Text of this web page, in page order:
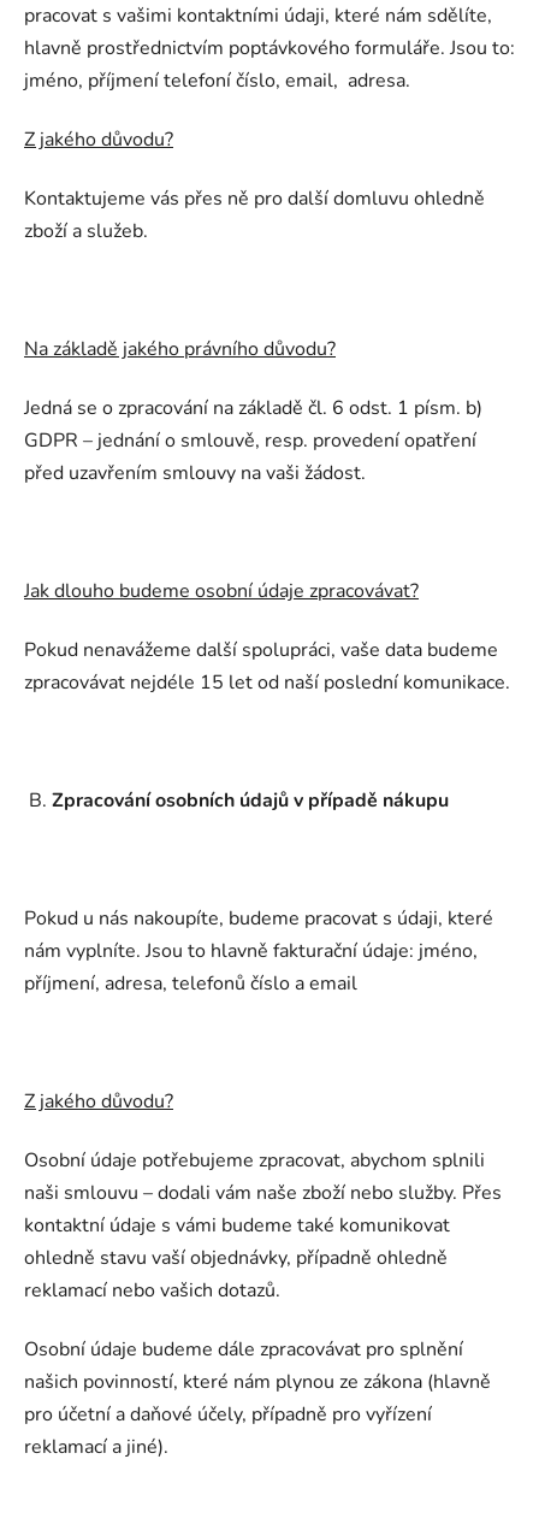
pracovat s vašimi kontaktními údaji, které nám sdělíte,
hlavně prostřednictvím poptávkového formuláře. Jsou to:
jméno, příjmení telefoní číslo, email, adresa.
Z jakého důvodu?
Kontaktujeme vás přes ně pro další domluvu ohledně
zboží a služeb.
Na základě jakého právního důvodu?
Jedná se o zpracování na základě čl. 6 odst. 1 písm. b)
GDPR – jednání o smlouvě, resp. provedení opatření
před uzavřením smlouvy na vaši žádost.
Jak dlouho budeme osobní údaje zpracovávat?
Pokud nenavážeme další spolupráci, vaše data budeme
zpracovávat nejdéle 15 let od naší poslední komunikace.
B. Zpracování osobních údajů v případě nákupu
Pokud u nás nakoupíte, budeme pracovat s údaji, které
nám vyplníte. Jsou to hlavně fakturační údaje: jméno,
příjmení, adresa, telefonů číslo a email
Z jakého důvodu?
Osobní údaje potřebujeme zpracovat, abychom splnili
naši smlouvu – dodali vám naše zboží nebo služby. Přes
kontaktní údaje s vámi budeme také komunikovat
ohledně stavu vaší objednávky, případně ohledně
reklamací nebo vašich dotazů.
Osobní údaje budeme dále zpracovávat pro splnění
našich povinností, které nám plynou ze zákona (hlavně
pro účetní a daňové účely, případně pro vyřízení
reklamací a jiné).